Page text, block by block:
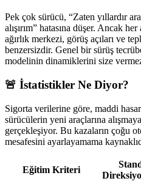
Pek çok sürücü, “Zaten yıllardır
alışırım” hatasına düşer. Ancak
ağırlık merkezi, görüş açıları ve
benzersizdir. Genel bir sürüş
modelinin dinamiklerini size
🚨 İstatistikler Ne Diyor?
Sigorta verilerine göre, maddi
sürücülerin yeni araçlarına alışmaya
gerçekleşiyor. Bu kazaların çoğu
mesafesini ayarlayamama
Eğitim Kriteri